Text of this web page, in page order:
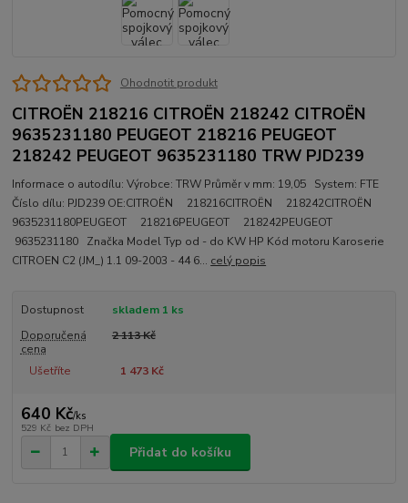
Ohodnotit produkt
CITROËN 218216 CITROËN 218242 CITROËN
9635231180 PEUGEOT 218216 PEUGEOT
218242 PEUGEOT 9635231180 TRW PJD239
Informace o autodílu: Výrobce: TRW Průměr v mm: 19,05 System: FTE
Číslo dílu: PJD239 OE:CITROËN 218216CITROËN 218242CITROËN
9635231180PEUGEOT 218216PEUGEOT 218242PEUGEOT
9635231180 Značka Model Typ od - do KW HP Kód motoru Karoserie
CITROEN C2 (JM_) 1.1 09-2003 - 44 6... celý popis
Dostupnost
skladem 1 ks
Doporučená
cena
2 113 Kč
Ušetříte 1 473 Kč
640 Kč/ks
529 Kč bez DPH
Přidat do košíku